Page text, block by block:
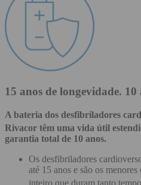
15 anos de longevidade.
A bateria dos desfibriladores
Rivacor têm uma vida útil
garantia total de 10 anos.
Os desfibriladores
até 15 anos e são os